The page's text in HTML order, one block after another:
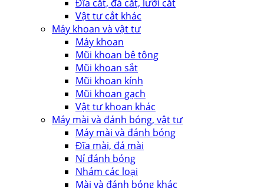
Đĩa cắt, đá cắt, lưỡi cắt
Vật tư cắt khác
Máy khoan và vật tư
Máy khoan
Mũi khoan bê tông
Mũi khoan sắt
Mũi khoan kính
Mũi khoan gạch
Vật tư khoan khác
Máy mài và đánh bóng, vật tư
Máy mài và đánh bóng
Đĩa mài, đá mài
Nỉ đánh bóng
Nhám các loại
Mài và đánh bóng khác